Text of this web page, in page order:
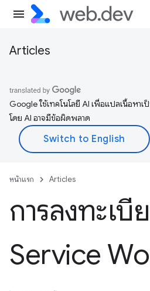
Articles
Google ใช้เทคโนโลยี AI เพื่อแปลเนื้อหา
โดย AI อาจมีข้อผิดพลาด
หน้าแรก Articles
การลงทะเบี
Service